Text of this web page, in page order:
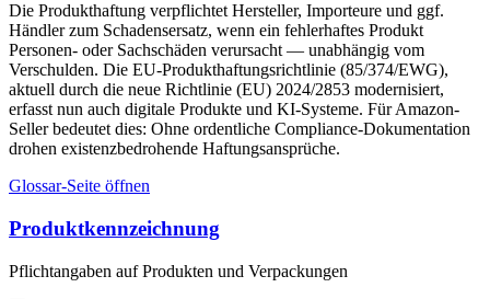
Die Produkthaftung verpflichtet Hersteller, Importeure und ggf.
Händler zum Schadensersatz, wenn ein fehlerhaftes Produkt
Personen- oder Sachschäden verursacht — unabhängig vom
Verschulden. Die EU-Produkthaftungsrichtlinie (85/374/EWG),
aktuell durch die neue Richtlinie (EU) 2024/2853 modernisiert,
erfasst nun auch digitale Produkte und KI-Systeme. Für Amazon-
Seller bedeutet dies: Ohne ordentliche Compliance-Dokumentation
drohen existenzbedrohende Haftungsansprüche.
Glossar-Seite öffnen
Produktkennzeichnung
Pflichtangaben auf Produkten und Verpackungen